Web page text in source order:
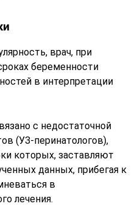
врач, при
беременности
в интерпретации
с недостаточной
(УЗ-перинатологов),
которых, заставляют
данных, прибегая к
в
лечения.